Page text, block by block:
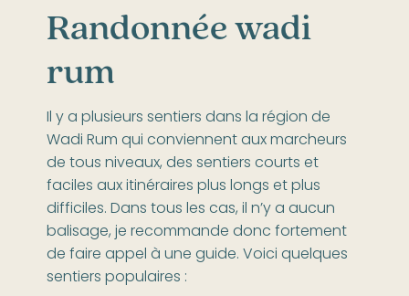
Randonnée wadi
rum
Il y a plusieurs sentiers dans la région de
Wadi Rum qui conviennent aux marcheurs
de tous niveaux, des sentiers courts et
faciles aux itinéraires plus longs et plus
difficiles. Dans tous les cas, il n’y a aucun
balisage, je recommande donc fortement
de faire appel à une guide. Voici quelques
sentiers populaires :